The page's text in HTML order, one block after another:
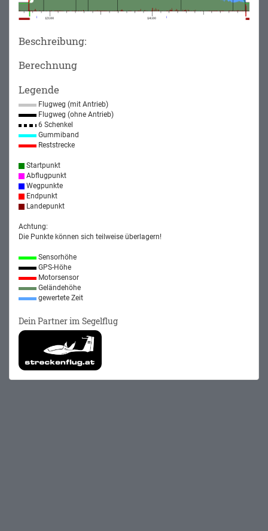
Beschreibung:
Berechnung
Legende
Flugweg (mit Antrieb)
Flugweg (ohne Antrieb)
6 Schenkel
Gummiband
Reststrecke
Startpunkt
Abflugpunkt
Wegpunkte
Endpunkt
Landepunkt
Achtung:
Die Punkte können sich teilweise überlagern!
Sensorhöhe
GPS-Höhe
Motorsensor
Geländehöhe
gewertete Zeit
Dein Partner im Segelflug